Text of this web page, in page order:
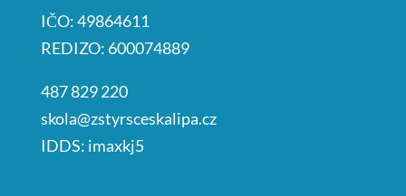
IČO: 49864611
REDIZO: 600074889
487 829 220
skola@zstyrsceskalipa.cz
IDDS: imaxkj5